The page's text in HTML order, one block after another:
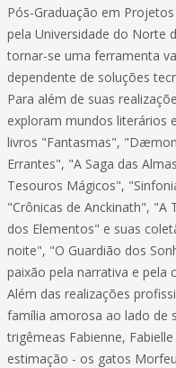
Pós-Graduação em
pela Universidade do Norte
tornar-se uma ferramenta
dependente de soluções
Para além de suas
exploram mundos literários
livros "Fantasmas",
Errantes", "A Saga das
Tesouros Mágicos",
"Crônicas de Anckinath", "A
dos Elementos" e suas
noite", "O Guardião dos
paixão pela narrativa e pela
Além das realizações
família amorosa ao lado de
trigêmeas Fabienne,
estimação - os gatos